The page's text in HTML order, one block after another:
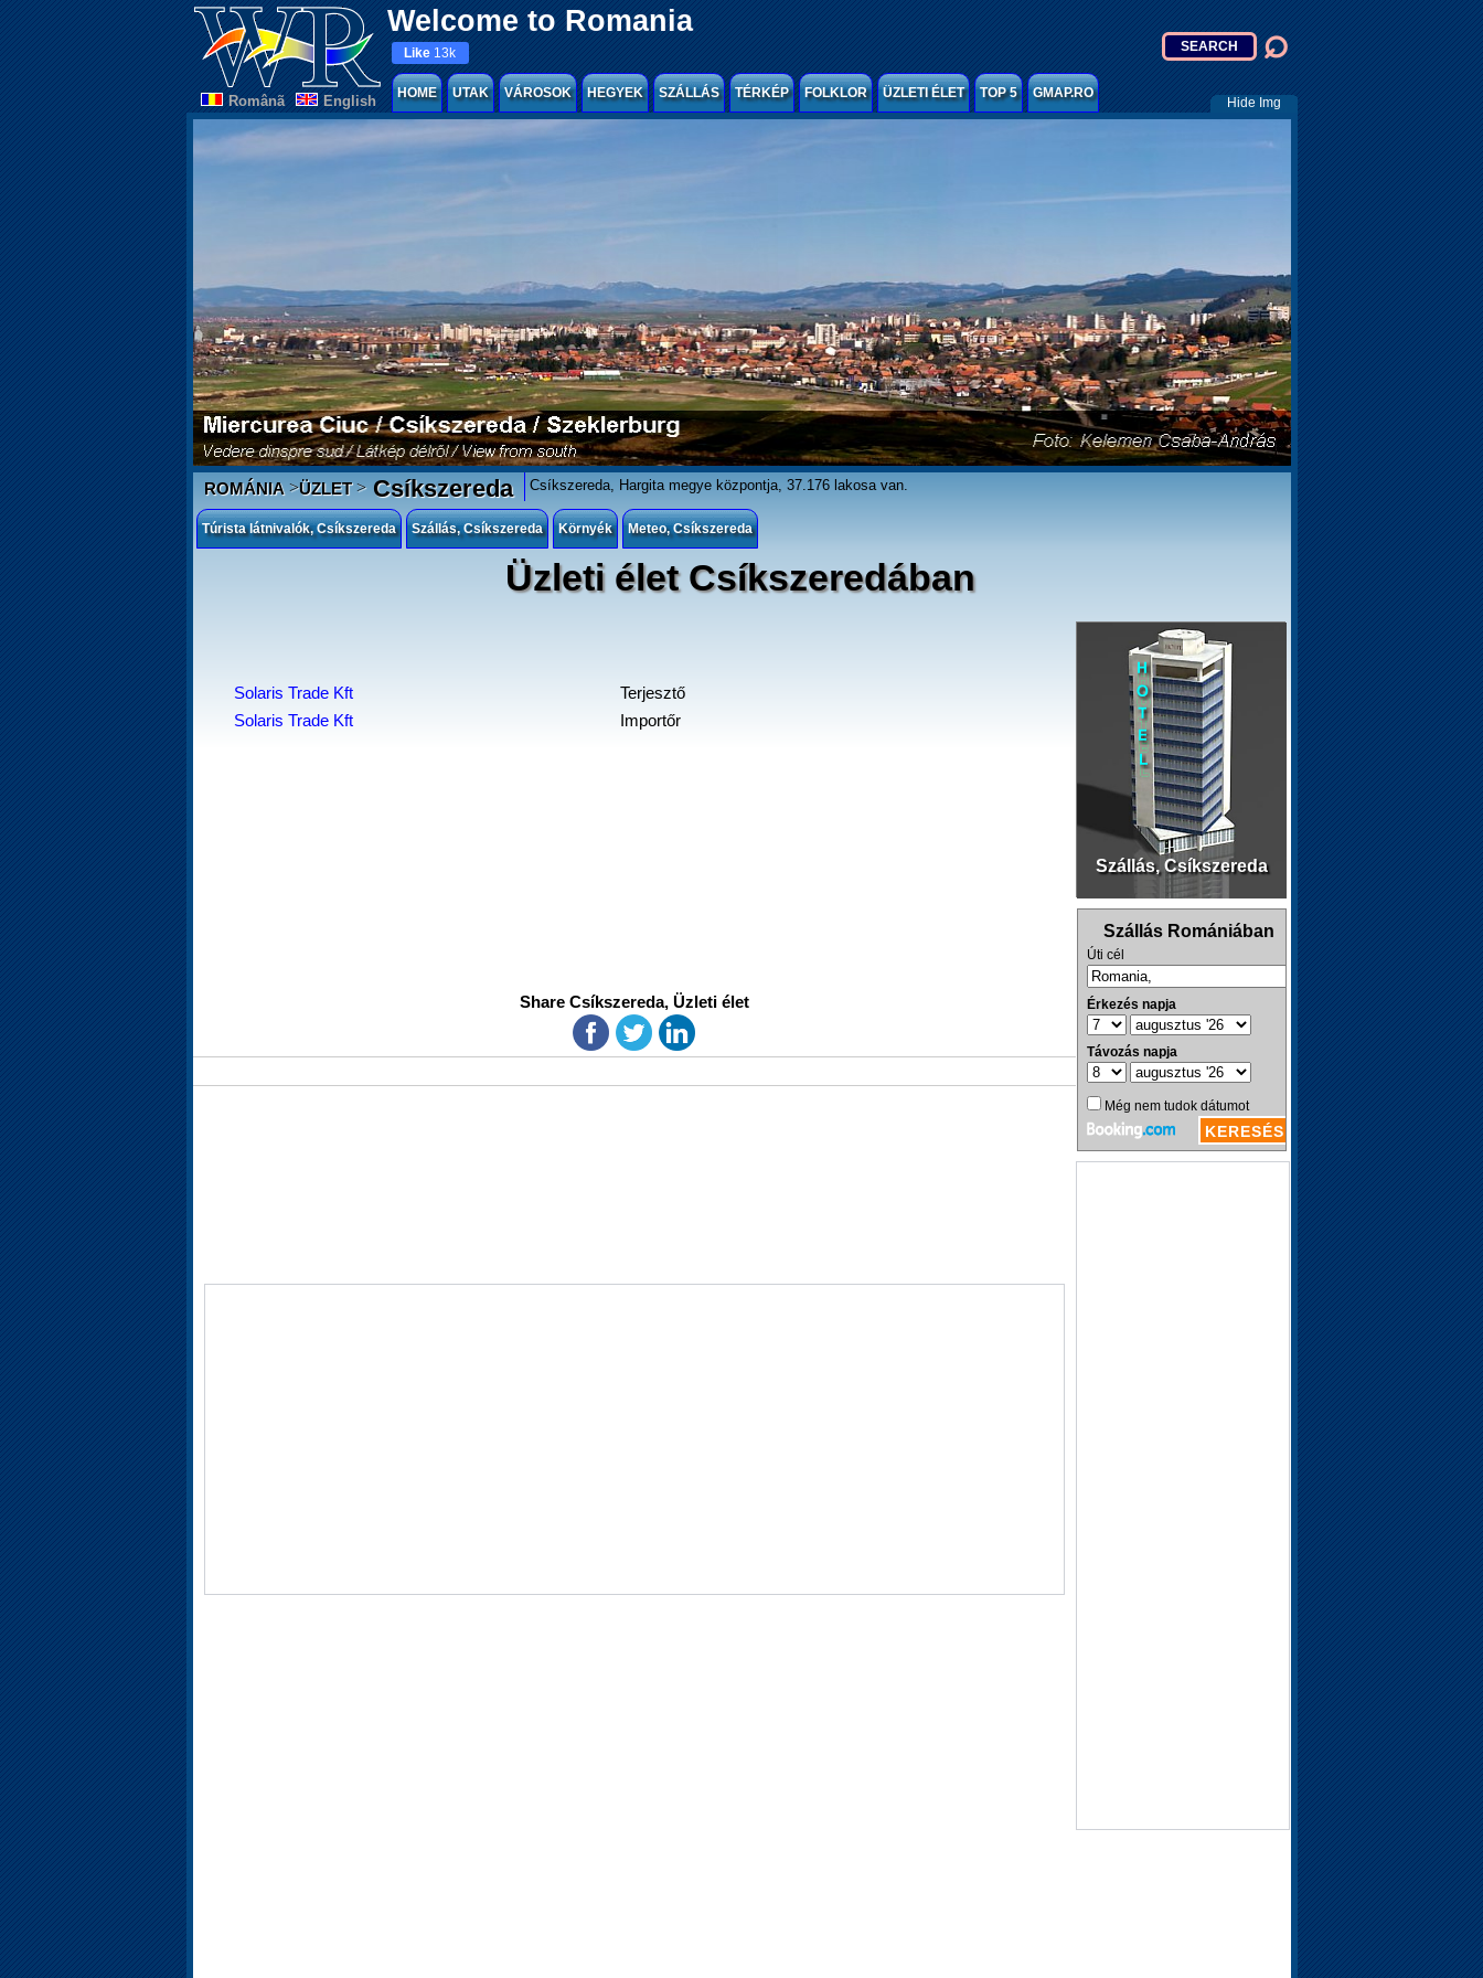
Welcome to Romania
Românã English
Like 13k
HOME UTAK VÁROSOK HEGYEK SZÁLLÁS TÉRKÉP FOLKLOR ÜZLETI ÉLET TOP 5 GMAP.RO
Hide Img
ROMÁNIA>ÜZLET>Csíkszereda Csíkszereda, Hargita megye központja, 37.176 lakosa van.
Túrista látnivalók, Csíkszereda Szállás, Csíkszereda Környék Meteo, Csíkszereda
Üzleti élet Csíkszeredában
Solaris Trade Kft
Terjesztő
Solaris Trade Kft
Importőr
Szállás, Csíkszereda
Share Csíkszereda, Üzleti élet